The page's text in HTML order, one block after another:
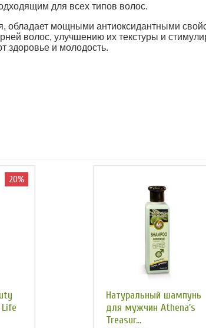
для всех типов волос.
обладает мощными антиоксидантными
волос, улучшению их текстуры и
здоровье и молодость.
20%
Натуральный шампунь
для мужчин Athena's
Treasur...